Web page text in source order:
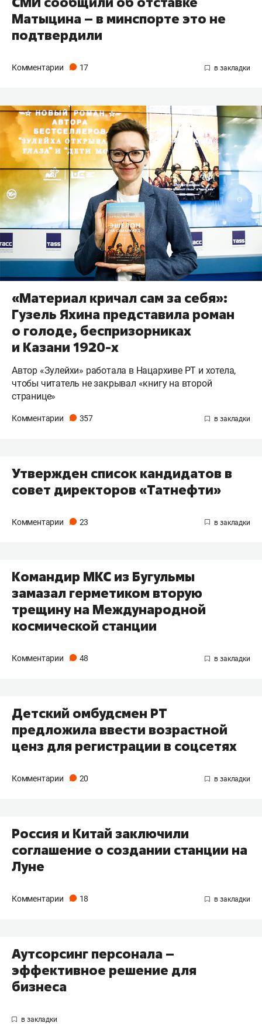
Матыцина – в минспорте это не
подтвердили
Комментарии 17
«Материал кричал сам за себя»:
Гузель Яхина представила роман
о голоде, беспризорниках
и Казани 1920-х
Автор «Зулейхи» работала в Нацархиве РТ и хотела,
чтобы читатель не закрывал «книгу на второй
странице»
Комментарии 357
Утвержден список кандидатов в
совет директоров «Татнефти»
Комментарии 23
Командир МКС из Бугульмы
замазал герметиком вторую
трещину на Международной
космической станции
Комментарии 48
​Детский омбудсмен РТ
предложила ввести возрастной
ценз для регистрации в соцсетях
Комментарии 20
Россия и Китай заключили
соглашение о создании станции на
Луне
Комментарии 18
Аутсорсинг персонала –
эффективное решение для
бизнеса